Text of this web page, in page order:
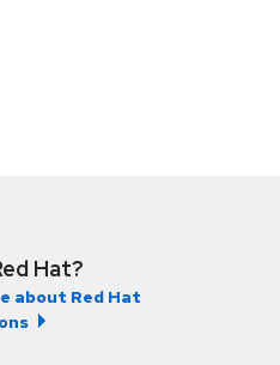
Hat?
about Red Hat